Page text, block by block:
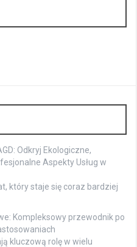
Odkryj Ekologiczne,
Aspekty Usług w
który staje się coraz bardziej
Kompleksowy przewodnik po
kluczową rolę w wielu